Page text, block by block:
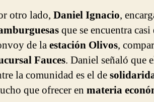
otro lado, Daniel Ignacio,
que se encuentra
de laestación Olivos,
Fauces. Daniel señaló que
la comunidad es el de
que ofrecer en materia